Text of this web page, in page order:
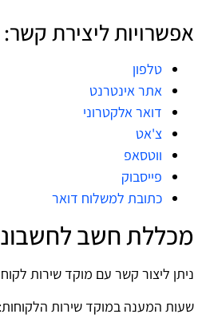
אפשרויות ליצירת קשר:
טלפון
אתר אינטרנט
דואר אלקטרוני
צ'אט
ווטסאפ
פייסבוק
כתובת למשלוח דואר
מכללת חשב
ניתן ליצור קשר עם מוקד שירות
שעות המענה במוקד שירות